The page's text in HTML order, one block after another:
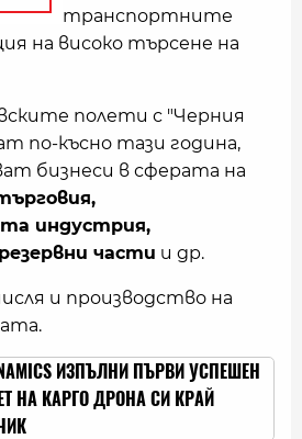
транспортните
на високо търсене на
полети с "Черния
по-късно тази година,
бизнеси в сферата на
индустрия,
части и др.
и производство на
ИЗПЪЛНИ ПЪРВИ УСПЕШЕН
НА КАРГО ДРОНА СИ КРАЙ